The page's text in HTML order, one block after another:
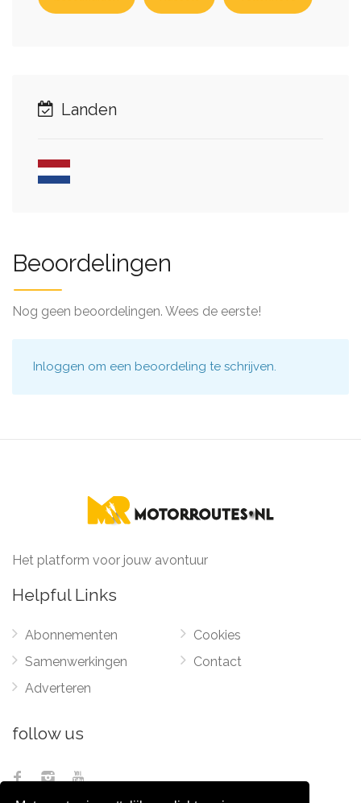
Landen
Beoordelingen
Nog geen beoordelingen. Wees de eerste!
Inloggen om een beoordeling te schrijven.
Het platform voor jouw avontuur
Helpful Links
Abonnementen
Samenwerkingen
Adverteren
Cookies
Contact
follow us